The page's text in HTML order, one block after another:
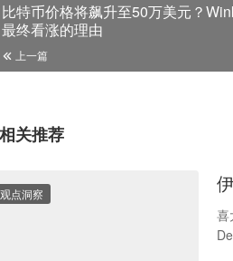
比特币价格将飙升至50万美元？
最终看涨的理由
上一篇
相关推荐
观点洞察
喜